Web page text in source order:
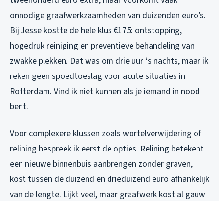
onnodige graafwerkzaamheden van duizenden euro’s.
Bij Jesse kostte de hele klus €175: ontstopping,
hogedruk reiniging en preventieve behandeling van
zwakke plekken. Dat was om drie uur ‘s nachts, maar ik
reken geen spoedtoeslag voor acute situaties in
Rotterdam. Vind ik niet kunnen als je iemand in nood
bent.
Voor complexere klussen zoals wortelverwijdering of
relining bespreek ik eerst de opties. Relining betekent
een nieuwe binnenbuis aanbrengen zonder graven,
kost tussen de duizend en drieduizend euro afhankelijk
van de lengte. Lijkt veel, maar graafwerk kost al gauw